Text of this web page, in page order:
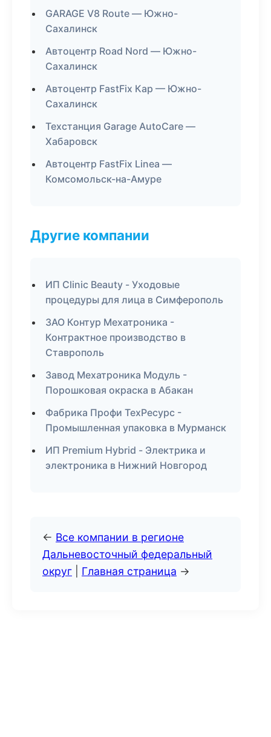
GARAGE V8 Route — Южно-
Сахалинск
Автоцентр Road Nord — Южно-
Сахалинск
Автоцентр FastFix Кар — Южно-
Сахалинск
Техстанция Garage AutoCare —
Хабаровск
Автоцентр FastFix Linea —
Комсомольск-на-Амуре
Другие компании
ИП Clinic Beauty - Уходовые
процедуры для лица в Симферополь
ЗАО Контур Мехатроника -
Контрактное производство в
Ставрополь
Завод Мехатроника Модуль -
Порошковая окраска в Абакан
Фабрика Профи ТехРесурс -
Промышленная упаковка в Мурманск
ИП Premium Hybrid - Электрика и
электроника в Нижний Новгород
← Все компании в регионе
Дальневосточный федеральный
округ
Главная страница →